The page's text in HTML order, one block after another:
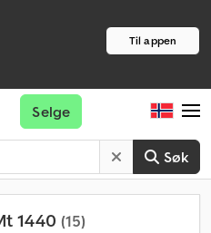
Til appen
Søk
Selge
1440 (15)